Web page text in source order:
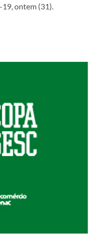
ontem (31).